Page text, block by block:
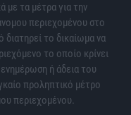
με τα μέτρα για την
περιεχομένου στο
διατηρεί το δικαίωμα να
το οποίο κρίνει
ή άδεια του
προληπτικό μέτρο
περιεχομένου.